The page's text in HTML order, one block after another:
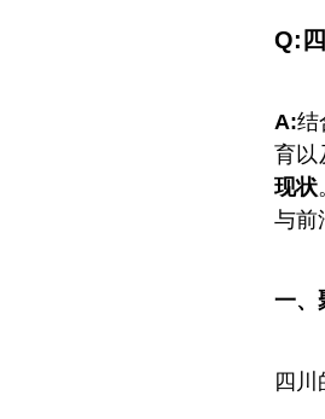
Q:
A:结
育以
现状
与前
一、
四